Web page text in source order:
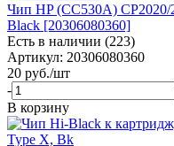
Чип HP (CC530A)
Black [20306080360]
Есть в наличии (223)
Артикул: 20306080360
20 руб./шт
-
В корзину